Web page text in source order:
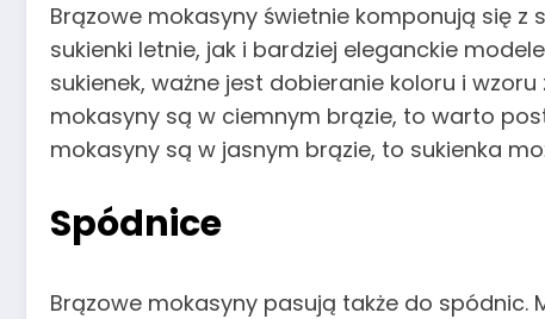
Brązowe mokasyny świetnie komponują się
sukienki letnie, jak i bardziej eleganckie
sukienek, ważne jest dobieranie koloru i
mokasyny są w ciemnym brązie, to warto
mokasyny są w jasnym brązie, to sukienka
Spódnice
Brązowe mokasyny pasują także do